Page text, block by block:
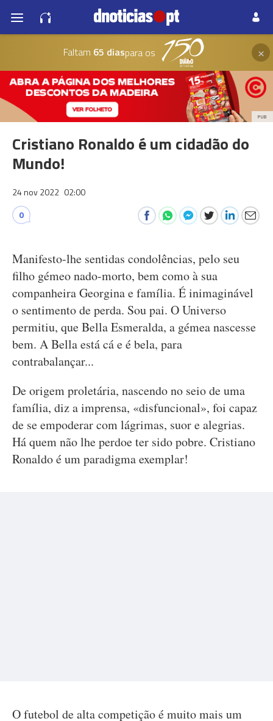
Faltam 65 diaspara os ×
PUB
Cristiano Ronaldo é um cidadão do
Mundo!
24 nov 2022 02:00
0
Manifesto-lhe sentidas condolências, pelo seu
filho gémeo nado-morto, bem como à sua
companheira Georgina e família. É inimaginável
o sentimento de perda. Sou pai. O Universo
permitiu, que Bella Esmeralda, a gémea nascesse
bem. A Bella está cá e é bela, para
contrabalançar...
De origem proletária, nascendo no seio de uma
família, diz a imprensa, «disfuncional», foi capaz
de se empoderar com lágrimas, suor e alegrias.
Há quem não lhe perdoe ter sido pobre. Cristiano
Ronaldo é um paradigma exemplar!
O futebol de alta competição é muito mais um